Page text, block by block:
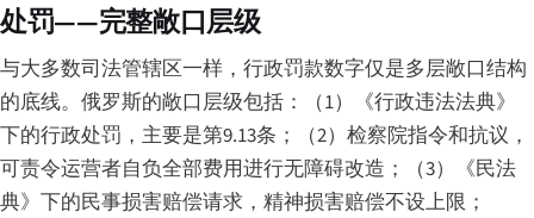
处罚——完整敞口层级
与大多数司法管辖区一样，行政罚款数字仅是多层敞口结构
的底线。俄罗斯的敞口层级包括：（1）《行政违法法典》
下的行政处罚，主要是第9.13条；（2）检察院指令和抗议，
可责令运营者自负全部费用进行无障碍改造；（3）《民法
典》下的民事损害赔偿请求，精神损害赔偿不设上限；